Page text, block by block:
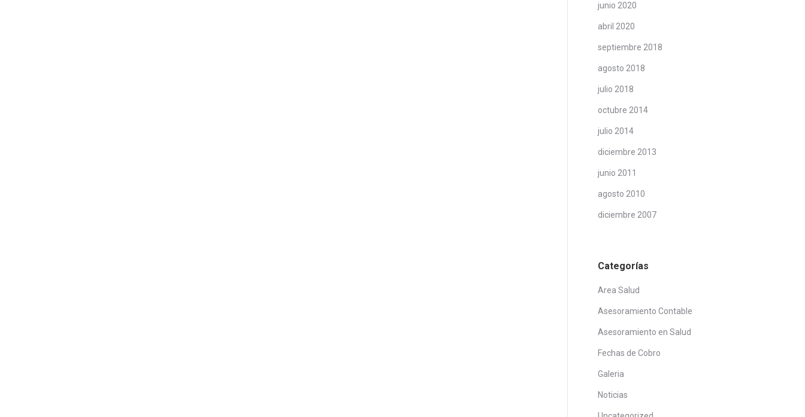
junio 2020
abril 2020
septiembre 2018
agosto 2018
julio 2018
octubre 2014
julio 2014
diciembre 2013
junio 2011
agosto 2010
diciembre 2007
Categorías
Area Salud
Asesoramiento Contable
Asesoramiento en Salud
Fechas de Cobro
Galeria
Noticias